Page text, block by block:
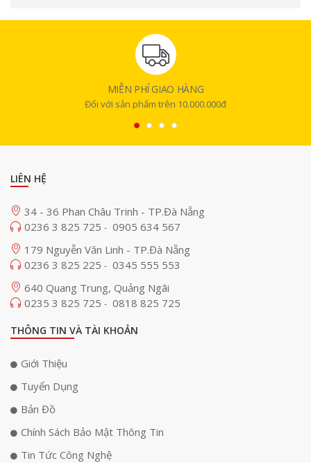
Hỗ trợ đa nguồn sạc linh hoạt
điện lưới, năng lượng mặt trời, máy phát điện và cả trạm sạc xe điện.
Điều này giúp người dùng luôn chủ động trong việc bổ sung năng lượng
ở mọi điều kiện sử dụng. Hệ thống còn hỗ trợ công suất sạc từ năng
lượng mặt trời lên đến 5.600W, giúp tối ưu khả năng khai thác nguồn
điện sạch. Nhờ sự linh hoạt này, người dùng không còn phụ thuộc hoàn
toàn vào điện lưới truyền thống.
MIỄN PHÍ GIAO HÀNG
Đối với sản phẩm trên 10.000.000đ
LIÊN HỆ
34 - 36 Phan Châu Trinh - TP.Đà Nẵng
0236 3 825 725 - 0905 634 567
179 Nguyễn Văn Linh - TP.Đà Nẵng
0236 3 825 225 - 0345 555 553
640 Quang Trung, Quảng Ngãi
0235 3 825 725 - 0818 825 725
THÔNG TIN VÀ TÀI KHOẢN
Giới Thiệu
Tuyển Dụng
Bản Đồ
Chính Sách Bảo Mật Thông Tin
Tin Tức Công Nghệ